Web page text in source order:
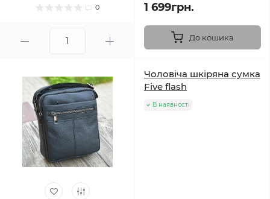
0 1 699грн.
До кошика
Чоловіча шкіряна сумка
Five flash
В наявності